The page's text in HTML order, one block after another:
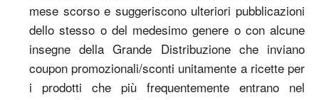
mese scorso e suggeriscono ulteriori pubblicazioni
dello stesso o del medesimo genere o con alcune
insegne della Grande Distribuzione che inviano
coupon promozionali/sconti unitamente a ricette per
i prodotti che più frequentemente entrano nel